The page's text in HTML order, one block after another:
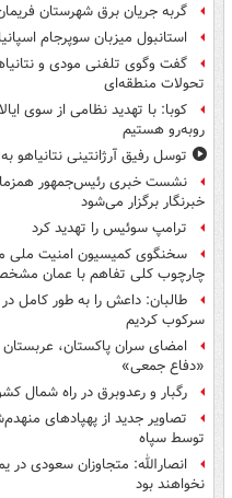
گربه جریان برق شهرستان
استانبول میزبان سوپرجام
گفت وگوی تلفنی مودی و
تحولات منطقه‌ای
کوبا: با تهدید نظامی از سوی
روبه‌رو هستیم
توسل رفیق آرژانتینی نتانیاهو
نشست خبری رئیس‌جمهور
خبرنگار برگزار می‌شود
ترامپ سوئیس را تهدید کرد
سخنگوی کمیسیون امنیت
چارچوب کلی تفاهم با عمان
طالبان: داعش را به طور کامل در
سرکوب کردیم
امضای سران پاکستان، عربستان
«دفاع جمعی»
رگبار و رعدوبرق در راه شمال
تصاویر جدید از پهپادهای
توسط سپاه
انصارالله: متجاوزان سعودی در
نخواهند بود